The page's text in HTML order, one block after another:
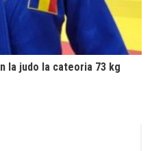
la judo la cateoria 73 kg